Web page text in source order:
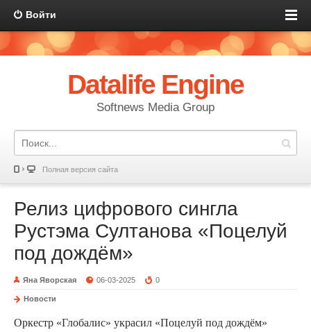
Войти
Datalife Engine
Softnews Media Group
Полная версия сайта
Релиз цифрового сингла
Рустэма Султанова «Поцелуй
под дождём»
Яна Яворская 06-03-2025 0
Новости
Оркестр «Глобалис» украсил «Поцелуй под дождём»